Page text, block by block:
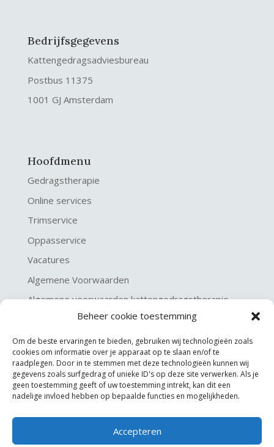
Beheer cookie toestemming
Om de beste ervaringen te bieden, gebruiken wij technologieën zoals
cookies om informatie over je apparaat op te slaan en/of te
raadplegen. Door in te stemmen met deze technologieën kunnen wij
gegevens zoals surfgedrag of unieke ID's op deze site verwerken. Als je
geen toestemming geeft of uw toestemming intrekt, kan dit een
nadelige invloed hebben op bepaalde functies en mogelijkheden.
Accepteren
Bedrijfsgegevens
Kattengedragsadviesbureau
Postbus 11375
1001 GJ Amsterdam
Hoofdmenu
Gedragstherapie
Online services
Trimservice
Oppasservice
Vacatures
Algemene Voorwaarden
Algemene voorwaarden kattengedragstherapie
Privacy verklaring
Disclaimer & Copyright
©KGA Kattengedragsadviesbureau